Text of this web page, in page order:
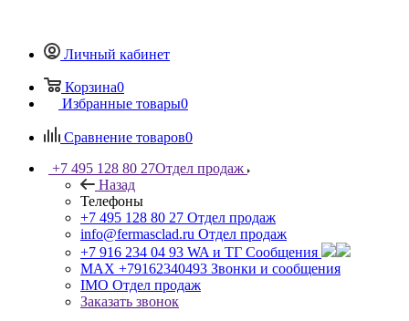
Личный кабинет
Корзина0
Избранные товары0
Сравнение товаров0
+7 495 128 80 27Отдел продаж
Назад
Телефоны
+7 495 128 80 27 Отдел продаж
info@fermasclad.ru Отдел продаж
+7 916 234 04 93 WA и ТГ Сообщения
MAX +79162340493 Звонки и сообщения
IMO Отдел продаж
Заказать звонок